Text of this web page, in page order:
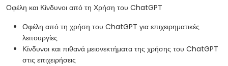
Οφέλη και Κίνδυνοι από τη Χρήση του ChatGPT
Οφέλη από τη χρήση του ChatGPT για επιχειρηματικές
λειτουργίες
Κίνδυνοι και πιθανά μειονεκτήματα της χρήσης του ChatGPT
στις επιχειρήσεις